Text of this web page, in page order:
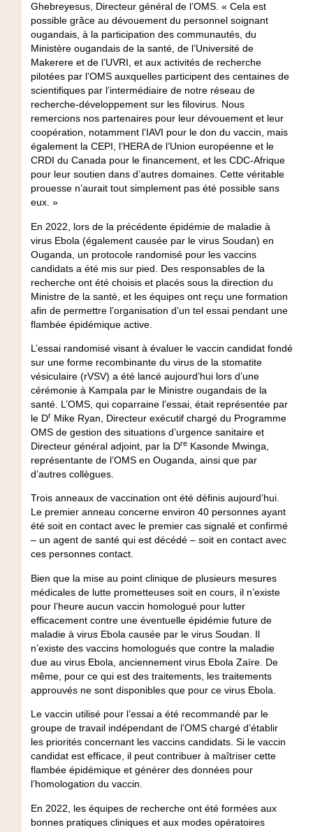
Ghebreyesus, Directeur général de l’OMS. « Cela est
possible grâce au dévouement du personnel soignant
ougandais, à la participation des communautés, du
Ministère ougandais de la santé, de l’Université de
Makerere et de l’UVRI, et aux activités de recherche
pilotées par l’OMS auxquelles participent des centaines de
scientifiques par l’intermédiaire de notre réseau de
recherche-développement sur les filovirus. Nous
remercions nos partenaires pour leur dévouement et leur
coopération, notamment l’IAVI pour le don du vaccin, mais
également la CEPI, l’HERA de l’Union européenne et le
CRDI du Canada pour le financement, et les CDC-Afrique
pour leur soutien dans d’autres domaines. Cette véritable
prouesse n’aurait tout simplement pas été possible sans
eux. »
En 2022, lors de la précédente épidémie de maladie à
virus Ebola (également causée par le virus Soudan) en
Ouganda, un protocole randomisé pour les vaccins
candidats a été mis sur pied. Des responsables de la
recherche ont été choisis et placés sous la direction du
Ministre de la santé, et les équipes ont reçu une formation
afin de permettre l’organisation d’un tel essai pendant une
flambée épidémique active.
L’essai randomisé visant à évaluer le vaccin candidat fondé
sur une forme recombinante du virus de la stomatite
vésiculaire (rVSV) a été lancé aujourd’hui lors d’une
cérémonie à Kampala par le Ministre ougandais de la
santé. L’OMS, qui coparraine l’essai, était représentée par
le DrMike Ryan, Directeur exécutif chargé du Programme
OMS de gestion des situations d’urgence sanitaire et
Directeur général adjoint, par la DreKasonde Mwinga,
représentante de l’OMS en Ouganda, ainsi que par
d’autres collègues.
Trois anneaux de vaccination ont été définis aujourd’hui.
Le premier anneau concerne environ 40 personnes ayant
été soit en contact avec le premier cas signalé et confirmé
– un agent de santé qui est décédé – soit en contact avec
ces personnes contact.
Bien que la mise au point clinique de plusieurs mesures
médicales de lutte prometteuses soit en cours, il n’existe
pour l’heure aucun vaccin homologué pour lutter
efficacement contre une éventuelle épidémie future de
maladie à virus Ebola causée par le virus Soudan. Il
n’existe des vaccins homologués que contre la maladie
due au virus Ebola, anciennement virus Ebola Zaïre. De
même, pour ce qui est des traitements, les traitements
approuvés ne sont disponibles que pour ce virus Ebola.
Le vaccin utilisé pour l’essai a été recommandé par le
groupe de travail indépendant de l’OMS chargé d’établir
les priorités concernant les vaccins candidats. Si le vaccin
candidat est efficace, il peut contribuer à maîtriser cette
flambée épidémique et générer des données pour
l’homologation du vaccin.
En 2022, les équipes de recherche ont été formées aux
bonnes pratiques cliniques et aux modes opératoires